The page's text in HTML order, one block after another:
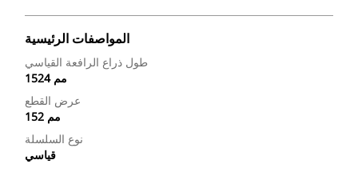
المواصفات الرئيسية
طول ذراع الرافعة القياسي
1524 مم
عرض القطع
152 مم
نوع السلسلة
قياسي